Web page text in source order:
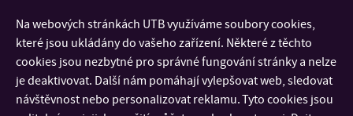
Kolik peněz dostanu z Erasmus+ grantu?
Grant je vyplácen na základě finanční dohody podle
paušální částky a délky pobytu v zahraničí. Jedná se o
příspěvek na zvýšené životní náklady spojené s pobytem
v zahraničí.
Na webových stránkách UTB využíváme soubory cookies,
které jsou ukládány do vašeho zařízení. Některé z těchto
cookies jsou nezbytné pro správné fungování stránky a nelze
je deaktivovat. Další nám pomáhají vylepšovat web, sledovat
návštěvnost nebo personalizovat reklamu. Tyto cookies jsou